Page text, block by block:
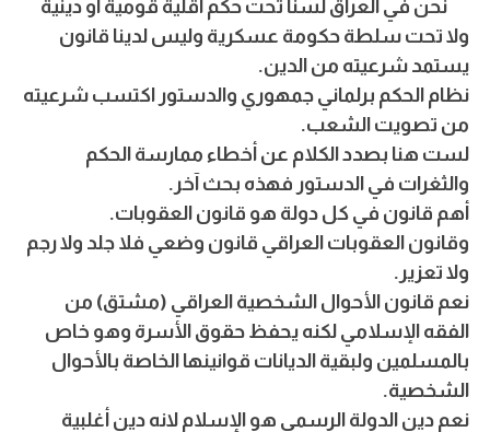
نحن في العراق لسنا تحت حكم أقلية قومية أو دينية
ولا تحت سلطة حكومة عسكرية وليس لدينا قانون
يستمد شرعيته من الدين.
نظام الحكم برلماني جمهوري والدستور اكتسب شرعيته
من تصويت الشعب.
لست هنا بصدد الكلام عن أخطاء ممارسة الحكم
والثغرات في الدستور فهذه بحث آخر.
أهم قانون في كل دولة هو قانون العقوبات.
وقانون العقوبات العراقي قانون وضعي فلا جلد ولا رجم
ولا تعزير.
نعم قانون الأحوال الشخصية العراقي (مشتق) من
الفقه الإسلامي لكنه يحفظ حقوق الأسرة وهو خاص
بالمسلمين ولبقية الديانات قوانينها الخاصة بالأحوال
الشخصية.
نعم دين الدولة الرسمي هو الإسلام لانه دين أغلبية